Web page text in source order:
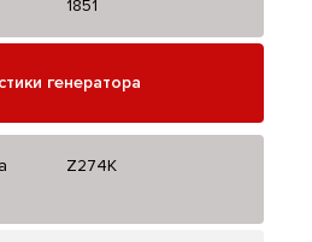
1851
генератора
Z274K